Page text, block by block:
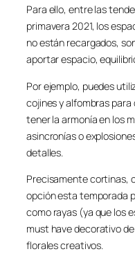
Para ello, entre las
primavera 2021, los
no están recargados,
aportar espacio,
Por ejemplo, puedes
cojines y alfombras
tener la armonía en los
asincronías o
detalles.
Precisamente cortinas,
opción esta temporada
como rayas (ya que los
must havedecorativo
florales creativos.